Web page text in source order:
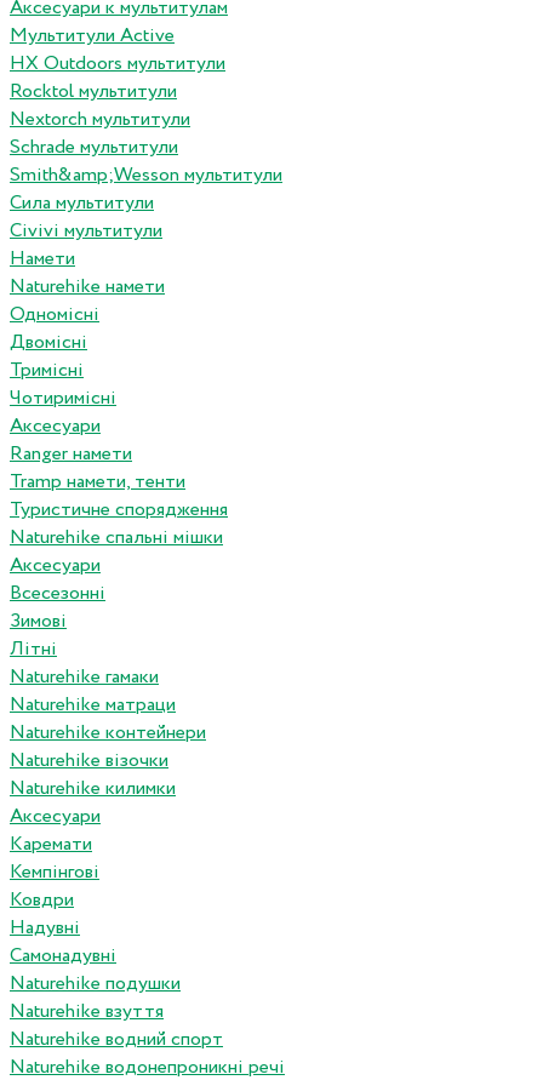
Аксесуари к мультитулам
Мультитули Active
HX Outdoors мультитули
Rocktol мультитули
Nextorch мультитули
Schrade мультитули
Smith&amp;Wesson мультитули
Сила мультитули
Civivi мультитули
Намети
Naturehike намети
Одномісні
Двомісні
Тримісні
Чотиримісні
Аксесуари
Ranger намети
Tramp намети, тенти
Туристичне спорядження
Naturehike спальні мішки
Аксесуари
Всесезонні
Зимові
Літні
Naturehike гамаки
Naturehike матраци
Naturehike контейнери
Naturehike візочки
Naturehike килимки
Аксесуари
Каремати
Кемпінгові
Ковдри
Надувні
Самонадувні
Naturehike подушки
Naturehike взуття
Naturehike водний спорт
Naturehike водонепроникні речі